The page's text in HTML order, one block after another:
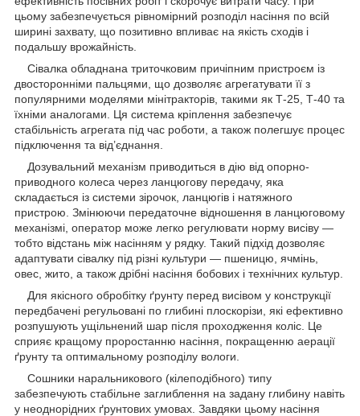
цьому забезпечується рівномірний розподіл насіння по всій
ширині захвату, що позитивно впливає на якість сходів і
подальшу врожайність.
Сівалка обладнана триточковим причіпним пристроєм із
двосторонніми пальцями, що дозволяє агрегатувати її з
популярними моделями мінітракторів, такими як Т-25, Т-40 та
їхніми аналогами. Ця система кріплення забезпечує
стабільність агрегата під час роботи, а також полегшує процес
підключення та від’єднання.
Дозувальний механізм приводиться в дію від опорно-
приводного колеса через ланцюгову передачу, яка
складається із системи зірочок, ланцюгів і натяжного
пристрою. Змінюючи передаточне відношення в ланцюговому
механізмі, оператор може легко регулювати норму висіву —
тобто відстань між насінням у рядку. Такий підхід дозволяє
адаптувати сівалку під різні культури — пшеницю, ячмінь,
овес, жито, а також дрібні насіння бобових і технічних культур.
Для якісного обробітку ґрунту перед висівом у конструкції
передбачені регульовані по глибині плоскорізи, які ефективно
розпушують ущільнений шар після проходження коліс. Це
сприяє кращому проростанню насіння, покращенню аерації
ґрунту та оптимальному розподілу вологи.
Сошники наральникового (кілеподібного) типу
забезпечують стабільне заглиблення на задану глибину навіть
у неоднорідних ґрунтових умовах. Завдяки цьому насіння